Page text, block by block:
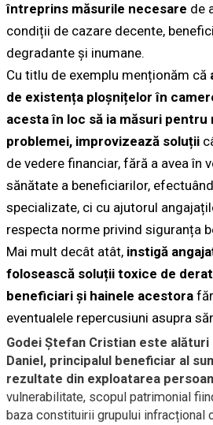
întreprins măsurile necesare de
condiții de cazare decente,
degradante și inumane.
Cu titlu de exemplu menționăm că
de existența ploșnițelor în
acesta în loc să ia măsuri pentru
problemei, improvizează soluții
de vedere financiar, fără a avea în
sănătate a beneficiarilor,
specializate, ci cu ajutorul
respecta norme privind siguranța
Mai mult decât atât, instigă
folosească soluții toxice de
beneficiari și hainele acestora
eventualele repercusiuni asupra
Godei Ștefan Cristian este
Daniel, principalul beneficiar al
rezultate din exploatarea
vulnerabilitate, scopul patrimonial
baza constituirii grupului infracțional